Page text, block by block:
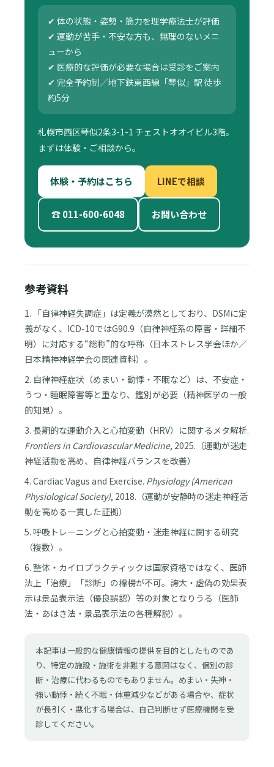
✔ 体の状態・姿勢・筋力を理学療法士が評価
✔ 運動が苦手・不安な方も、無理のないメニ
ューから
✔ 医療的な評価が必要な場合は受診をご案内
✔ 完全予約制／地下鉄東西線「琴似」駅 徒歩
約5分
札幌市西区琴似2条3-1-1 チェストオオイビル3階。
まずは体験・ご相談から。
体験・予約はこちら LINEで相談
☎ 011-600-6048 お問い合わせ
参考資料
1. 「自律神経失調症」は定義が漠然としており、DSMに定
義がなく、ICD-10ではG90.9（自律神経系の障害・詳細不
明）に対応する“総称”的な呼称（日本ストレス学会ほか／
日本精神神経学会の関連資料）。
2. 自律神経症状（めまい・動悸・不眠など）は、不安症・
うつ・睡眠障害等と重なり、鑑別が必要（精神医学の一般
的知見）。
3. 長期的な運動介入と心拍変動（HRV）に関するメタ解析.
Frontiers in Cardiovascular Medicine, 2025.（運動が迷走
神経活動を高め、自律神経バランスを改善）
4. Cardiac Vagus and Exercise. Physiology (American
Physiological Society), 2018.（運動が安静時の迷走神経活
動を高める一貫した証拠）
5. 呼吸トレーニングと心拍変動・迷走神経に関する研究
（複数）。
6. 整体・カイロプラクティックは国家資格ではなく、医師
法上「治療」「診断」の標榜が不可。誇大・虚偽の効果表
示は景品表示法（優良誤認）等の対象となりうる（医師
法・あはき法・景品表示法の各種解説）。
本記事は一般的な健康情報の提供を目的としたものであ
り、特定の施設・施術を非難する意図はなく、個別の診
断・治療に代わるものでもありません。めまい・失神・
強い動悸・続く不眠・体重減少などがある場合や、症状
が長引く・悪化する場合は、自己判断せず医療機関を受
診してください。